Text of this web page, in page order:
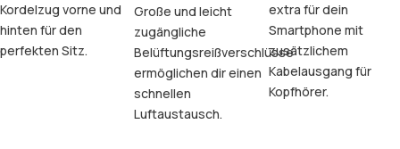
Kordelzug vorne und
hinten für den
perfekten Sitz.
Große und leicht
zugängliche
Belüftungsreißverschlüsse
ermöglichen dir einen
schnellen
Luftaustausch.
extra für dein
Smartphone mit
zusätzlichem
Kabelausgang für
Kopfhörer.